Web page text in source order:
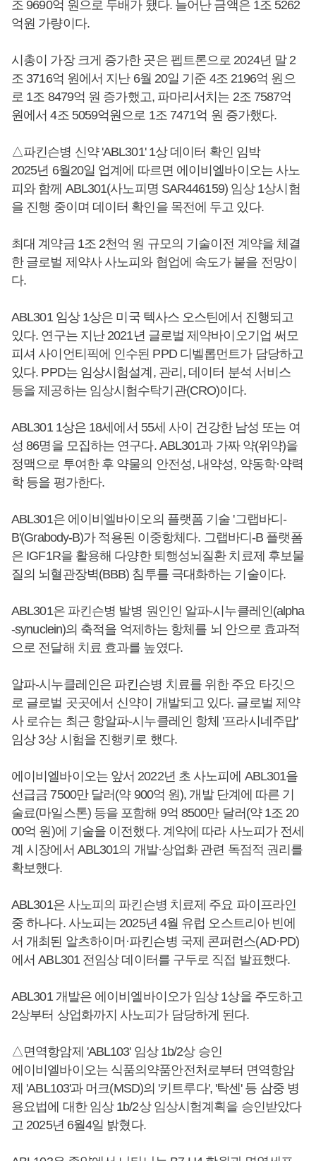
조 9690억 원으로 두배가 됐다. 늘어난 금액은 1조 5262
억원 가량이다.
시총이 가장 크게 증가한 곳은 펩트론으로 2024년 말 2
조 3716억 원에서 지난 6월 20일 기준 4조 2196억 원으
로 1조 8479억 원 증가했고, 파마리서치는 2조 7587억
원에서 4조 5059억원으로 1조 7471억 원 증가했다.
△파킨슨병 신약 'ABL301' 1상 데이터 확인 임박
2025년 6월20일 업계에 따르면 에이비엘바이오는 사노
피와 함께 ABL301(사노피명 SAR446159) 임상 1상시험
을 진행 중이며 데이터 확인을 목전에 두고 있다.
최대 계약금 1조 2천억 원 규모의 기술이전 계약을 체결
한 글로벌 제약사 사노피와 협업에 속도가 붙을 전망이
다.
ABL301 임상 1상은 미국 텍사스 오스틴에서 진행되고
있다. 연구는 지난 2021년 글로벌 제약바이오기업 써모
피셔 사이언티픽에 인수된 PPD 디벨롭먼트가 담당하고
있다. PPD는 임상시험설계, 관리, 데이터 분석 서비스
등을 제공하는 임상시험수탁기관(CRO)이다.
ABL301 1상은 18세에서 55세 사이 건강한 남성 또는 여
성 86명을 모집하는 연구다. ABL301과 가짜 약(위약)을
정맥으로 투여한 후 약물의 안전성, 내약성, 약동학·약력
학 등을 평가한다.
ABL301은 에이비엘바이오의 플랫폼 기술 '그랩바디-
B'(Grabody-B)가 적용된 이중항체다. 그랩바디-B 플랫폼
은 IGF1R을 활용해 다양한 퇴행성뇌질환 치료제 후보물
질의 뇌혈관장벽(BBB) 침투를 극대화하는 기술이다.
ABL301은 파킨슨병 발병 원인인 알파-시누클레인(alpha
-synuclein)의 축적을 억제하는 항체를 뇌 안으로 효과적
으로 전달해 치료 효과를 높였다.
알파-시누클레인은 파킨슨병 치료를 위한 주요 타깃으
로 글로벌 곳곳에서 신약이 개발되고 있다. 글로벌 제약
사 로슈는 최근 항알파-시누클레인 항체 '프라시네주맙'
임상 3상 시험을 진행키로 했다.
에이비엘바이오는 앞서 2022년 초 사노피에 ABL301을
선급금 7500만 달러(약 900억 원), 개발 단계에 따른 기
술료(마일스톤) 등을 포함해 9억 8500만 달러(약 1조 20
00억 원)에 기술을 이전했다. 계약에 따라 사노피가 전세
계 시장에서 ABL301의 개발·상업화 관련 독점적 권리를
확보했다.
ABL301은 사노피의 파킨슨병 치료제 주요 파이프라인
중 하나다. 사노피는 2025년 4월 유럽 오스트리아 빈에
서 개최된 알츠하이머·파킨슨병 국제 콘퍼런스(AD·PD)
에서 ABL301 전임상 데이터를 구두로 직접 발표했다.
ABL301 개발은 에이비엘바이오가 임상 1상을 주도하고
2상부터 상업화까지 사노피가 담당하게 된다.
△면역항암제 'ABL103' 임상 1b/2상 승인
에이비엘바이오는 식품의약품안전처로부터 면역항암
제 'ABL103'과 머크(MSD)의 '키트루다', '탁센' 등 삼중 병
용요법에 대한 임상 1b/2상 임상시험계획을 승인받았다
고 2025년 6월4일 밝혔다.